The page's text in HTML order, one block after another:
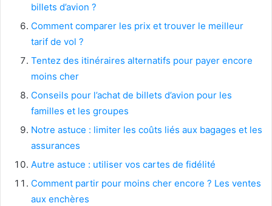
billets d’avion ?
Comment comparer les prix et trouver le meilleur
tarif de vol ?
Tentez des itinéraires alternatifs pour payer encore
moins cher
Conseils pour l’achat de billets d’avion pour les
familles et les groupes
Notre astuce : limiter les coûts liés aux bagages et les
assurances
Autre astuce : utiliser vos cartes de fidélité
Comment partir pour moins cher encore ? Les ventes
aux enchères